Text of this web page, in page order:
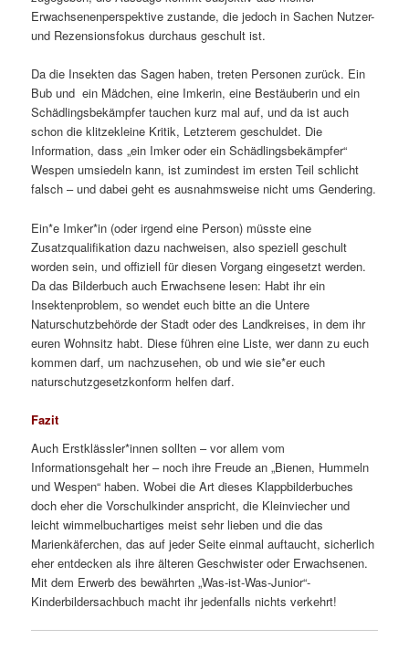
Erwachsenenperspektive zustande, die jedoch in Sachen Nutzer-
und Rezensionsfokus durchaus geschult ist.
Da die Insekten das Sagen haben, treten Personen zurück. Ein
Bub und ein Mädchen, eine Imkerin, eine Bestäuberin und ein
Schädlingsbekämpfer tauchen kurz mal auf, und da ist auch
schon die klitzekleine Kritik, Letzterem geschuldet. Die
Information, dass „ein Imker oder ein Schädlingsbekämpfer“
Wespen umsiedeln kann, ist zumindest im ersten Teil schlicht
falsch – und dabei geht es ausnahmsweise nicht ums Gendering.
Ein*e Imker*in (oder irgend eine Person) müsste eine
Zusatzqualifikation dazu nachweisen, also speziell geschult
worden sein, und offiziell für diesen Vorgang eingesetzt werden.
Da das Bilderbuch auch Erwachsene lesen: Habt ihr ein
Insektenproblem, so wendet euch bitte an die Untere
Naturschutzbehörde der Stadt oder des Landkreises, in dem ihr
euren Wohnsitz habt. Diese führen eine Liste, wer dann zu euch
kommen darf, um nachzusehen, ob und wie sie*er euch
naturschutzgesetzkonform helfen darf.
Fazit
Auch Erstklässler*innen sollten – vor allem vom
Informationsgehalt her – noch ihre Freude an „Bienen, Hummeln
und Wespen“ haben. Wobei die Art dieses Klappbilderbuches
doch eher die Vorschulkinder anspricht, die Kleinviecher und
leicht wimmelbuchartiges meist sehr lieben und die das
Marienkäferchen, das auf jeder Seite einmal auftaucht, sicherlich
eher entdecken als ihre älteren Geschwister oder Erwachsenen.
Mit dem Erwerb des bewährten „Was-ist-Was-Junior“-
Kinderbildersachbuch macht ihr jedenfalls nichts verkehrt!